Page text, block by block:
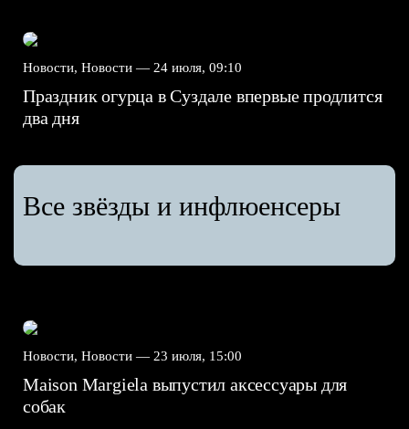
Новости, Новости — 24 июля, 09:10
Праздник огурца в Суздале впервые продлится
два дня
Все звёзды и инфлюенсеры
Новости, Новости — 23 июля, 15:00
Maison Margiela выпустил аксессуары для
собак